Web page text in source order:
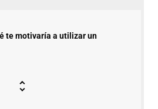
te motivaría a utilizar un